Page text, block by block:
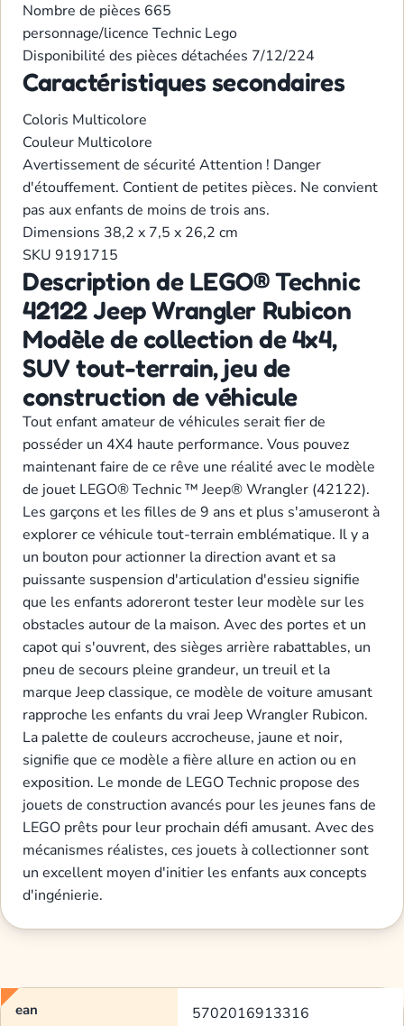
Nombre de pièces 665
personnage/licence Technic Lego
Disponibilité des pièces détachées 7/12/224
Caractéristiques secondaires
Coloris Multicolore
Couleur Multicolore
Avertissement de sécurité Attention ! Danger
d'étouffement. Contient de petites pièces. Ne convient
pas aux enfants de moins de trois ans.
Dimensions 38,2 x 7,5 x 26,2 cm
SKU 9191715
Description de LEGO® Technic
42122 Jeep Wrangler Rubicon
Modèle de collection de 4x4,
SUV tout-terrain, jeu de
construction de véhicule
Tout enfant amateur de véhicules serait fier de
posséder un 4X4 haute performance. Vous pouvez
maintenant faire de ce rêve une réalité avec le modèle
de jouet LEGO® Technic ™ Jeep® Wrangler (42122).
Les garçons et les filles de 9 ans et plus s'amuseront à
explorer ce véhicule tout-terrain emblématique. Il y a
un bouton pour actionner la direction avant et sa
puissante suspension d'articulation d'essieu signifie
que les enfants adoreront tester leur modèle sur les
obstacles autour de la maison. Avec des portes et un
capot qui s'ouvrent, des sièges arrière rabattables, un
pneu de secours pleine grandeur, un treuil et la
marque Jeep classique, ce modèle de voiture amusant
rapproche les enfants du vrai Jeep Wrangler Rubicon.
La palette de couleurs accrocheuse, jaune et noir,
signifie que ce modèle a fière allure en action ou en
exposition. Le monde de LEGO Technic propose des
jouets de construction avancés pour les jeunes fans de
LEGO prêts pour leur prochain défi amusant. Avec des
mécanismes réalistes, ces jouets à collectionner sont
un excellent moyen d'initier les enfants aux concepts
d'ingénierie.
ean 5702016913316